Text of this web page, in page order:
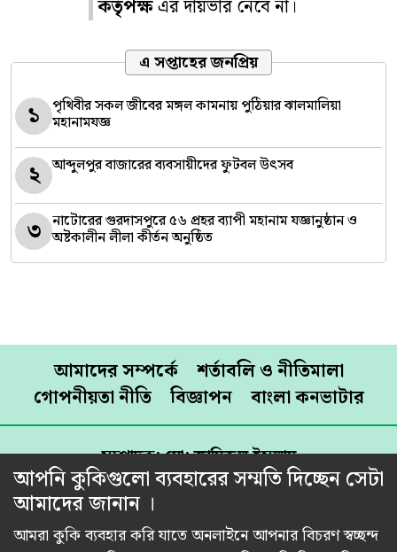
কর্তৃপক্ষএর দায়ভার নেবে না।
এ সপ্তাহের জনপ্রিয়
১ পৃথিবীর সকল জীবের মঙ্গল কামনায় পুঠিয়ার ঝালমালিয়া
মহানামযজ্ঞ
২ আব্দুলপুর বাজারের ব্যবসায়ীদের ফুটবল উৎসব
৩ নাটোরের গুরদাসপুরে ৫৬ প্রহর ব্যাপী মহানাম যজ্ঞানুষ্ঠান ও
অষ্টকালীন লীলা কীর্তন অনুষ্ঠিত
আমাদের সম্পর্কে
শর্তাবলি ও নীতিমালা
গোপনীয়তা নীতি
বিজ্ঞাপন বাংলা কনভাটার
সম্পাদক: মো: জামিরুল ইসলাম
প্রকাশক: রেজাউল করিম শামীম
প্রধান কার্যালয়: তিতাস রোড, ব্যাংক কলোনি, পূর্ব রামপুরা,
ঢাকা-১২১৯।
আপনি কুকিগুলো ব্যবহারের সম্মতি দিচ্ছেন সেটা
আমাদের জানান ।
আমরা কুকি ব্যবহার করি যাতে অনলাইনে আপনার বিচরণ স্বচ্ছন্দ